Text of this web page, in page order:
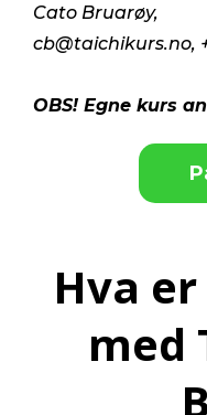
Cato Bruarøy,
cb@taichikurs.no,
OBS! Egne kurs
Hva
med